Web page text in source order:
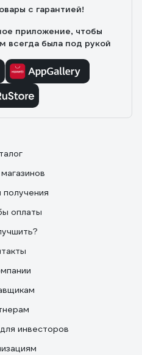
с гарантией!
приложение, чтобы
всегда была под рукой
оплаты
инвесторов